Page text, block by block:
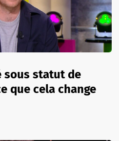
sous statut de
que cela change